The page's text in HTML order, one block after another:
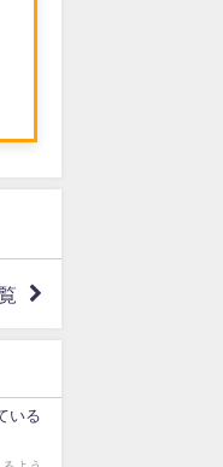
いる